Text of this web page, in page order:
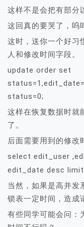
这样不是会把有部分
这回真的要哭了，呜
这时，送你一个好习
人和修改时间字段。
update order set
status=0;
这样在恢复数据时就
了。
后面需要用到的修改
select edit_user
edit_date desc limit
当然，如果是高并发
锁表一定时间，造成
有些同学可能会问：